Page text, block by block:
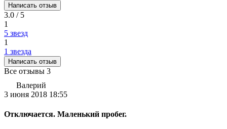
Написать отзыв
3.0 / 5
1
5 звезд
1
1 звезда
Написать отзыв
Все отзывы 3
Валерий
3 июня 2018 18:55
Отключается. Маленький пробег.